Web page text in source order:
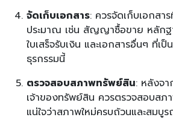
จัดเก็บเอกสาร: ควรจัดเก็บเอกสา
ประมาณ เช่น สัญญาซื้อขาย หลักฐ
ใบเสร็จรับเงิน และเอกสารอื่นๆ ที่เ
ธุรกรรมนี้
ตรวจสอบสภาพทรัพย์สิน: หลังจา
เจ้าของทรัพย์สิน ควรตรวจสอบส
แน่ใจว่าสภาพใหม่ครบถ้วนและสม